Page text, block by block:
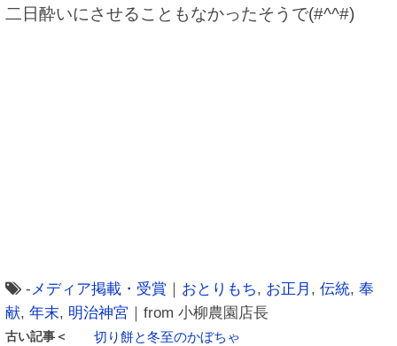
二日酔いにさせることもなかったそうで(#^^#)
-メディア掲載・受賞 ｜ おとりもち, お正月 , 伝統, 奉
献, 年末, 明治神宮 ｜from 小柳農園店長
古い記事＜ 切り餅と冬至のかぼちゃ